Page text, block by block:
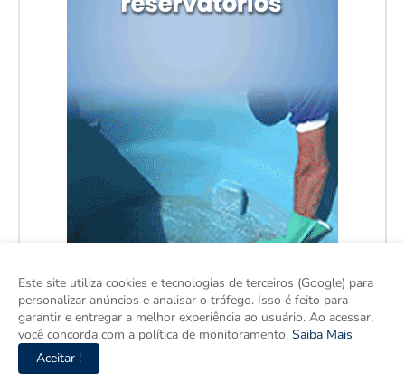
Este site utiliza cookies e tecnologias de terceiros (Google) para
personalizar anúncios e analisar o tráfego. Isso é feito para
garantir e entregar a melhor experiência ao usuário. Ao acessar,
você concorda com a política de monitoramento. Saiba Mais
Aceitar !